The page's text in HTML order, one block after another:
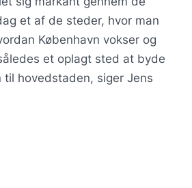
et af de steder, hvor man
København vokser og
et oplagt sted at byde
hovedstaden, siger Jens